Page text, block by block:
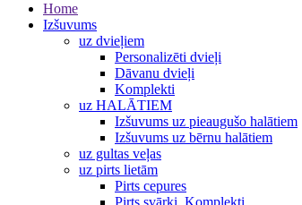
Home
Izšuvums
uz dvieļiem
Personalizēti dvieļi
Dāvanu dvieļi
Komplekti
uz HALĀTIEM
Izšuvums uz pieaugušo halātiem
Izšuvums uz bērnu halātiem
uz gultas veļas
uz pirts lietām
Pirts cepures
Pirts svārki. Komplekti